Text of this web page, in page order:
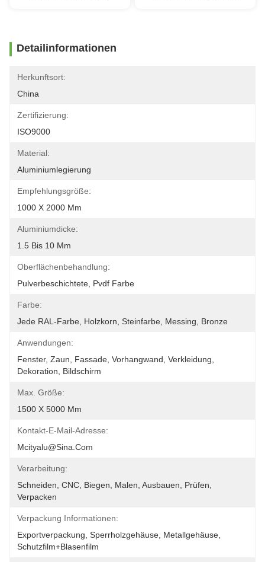
Detailinformationen
Herkunftsort:
China
Zertifizierung:
ISO9000
Material:
Aluminiumlegierung
Empfehlungsgröße:
1000 X 2000 Mm
Aluminiumdicke:
1.5 Bis 10 Mm
Oberflächenbehandlung:
Pulverbeschichtete, Pvdf Farbe
Farbe:
Jede RAL-Farbe, Holzkorn, Steinfarbe, Messing, Bronze
Anwendungen:
Fenster, Zaun, Fassade, Vorhangwand, Verkleidung,
Dekoration, Bildschirm
Max. Größe:
1500 X 5000 Mm
Kontakt-E-Mail-Adresse:
Mcityalu@sina.com
Verarbeitung:
Schneiden, CNC, Biegen, Malen, Ausbauen, Prüfen,
Verpacken
Verpackung Informationen:
Exportverpackung, Sperrholzgehäuse, Metallgehäuse,
Schutzfilm+Blasenfilm